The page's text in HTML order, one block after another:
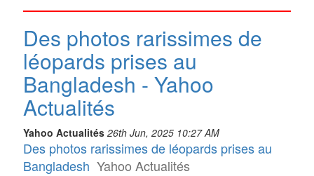
Des photos rarissimes de
léopards prises au
Bangladesh - Yahoo
Actualités
Yahoo Actualités 26th Jun, 2025 10:27 AM
Des photos rarissimes de léopards prises au
Bangladesh Yahoo Actualités